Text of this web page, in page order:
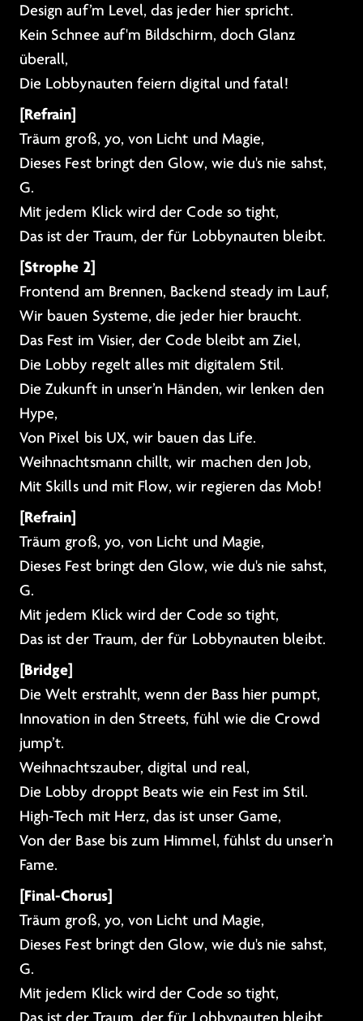
Design auf’m Level, das jeder hier spricht.
Kein Schnee auf'm Bildschirm, doch Glanz
überall,
Die Lobbynauten feiern digital und fatal!
[Refrain]
Träum groß, yo, von Licht und Magie,
Dieses Fest bringt den Glow, wie du's nie sahst,
G.
Mit jedem Klick wird der Code so tight,
Das ist der Traum, der für Lobbynauten bleibt.
[Strophe 2]
Frontend am Brennen, Backend steady im Lauf,
Wir bauen Systeme, die jeder hier braucht.
Das Fest im Visier, der Code bleibt am Ziel,
Die Lobby regelt alles mit digitalem Stil.
Die Zukunft in unser’n Händen, wir lenken den
Hype,
Von Pixel bis UX, wir bauen das Life.
Weihnachtsmann chillt, wir machen den Job,
Mit Skills und mit Flow, wir regieren das Mob!
[Refrain]
Träum groß, yo, von Licht und Magie,
Dieses Fest bringt den Glow, wie du's nie sahst,
G.
Mit jedem Klick wird der Code so tight,
Das ist der Traum, der für Lobbynauten bleibt.
[Bridge]
Die Welt erstrahlt, wenn der Bass hier pumpt,
Innovation in den Streets, fühl wie die Crowd
jump’t.
Weihnachtszauber, digital und real,
Die Lobby droppt Beats wie ein Fest im Stil.
High-Tech mit Herz, das ist unser Game,
Von der Base bis zum Himmel, fühlst du unser’n
Fame.
[Final-Chorus]
Träum groß, yo, von Licht und Magie,
Dieses Fest bringt den Glow, wie du's nie sahst,
G.
Mit jedem Klick wird der Code so tight,